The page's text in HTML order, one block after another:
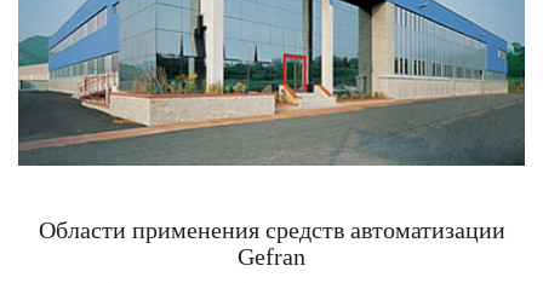
Области применения средств автоматизации
Gefran